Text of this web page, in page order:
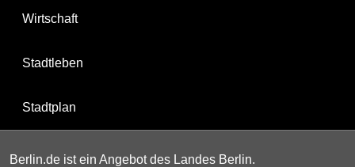
Wirtschaft
Stadtleben
Stadtplan
Berlin.de ist ein Angebot des Landes Berlin.